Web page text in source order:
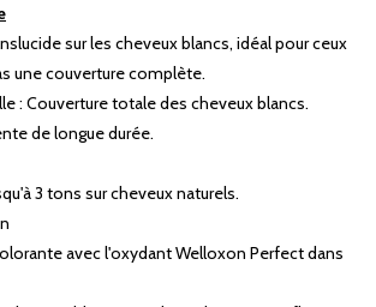
sur les cheveux blancs, idéal pour ceux
une couverture complète.
: Couverture totale des cheveux blancs.
de longue durée.
3 tons sur cheveux naturels.
avec l'oxydant Welloxon Perfect dans